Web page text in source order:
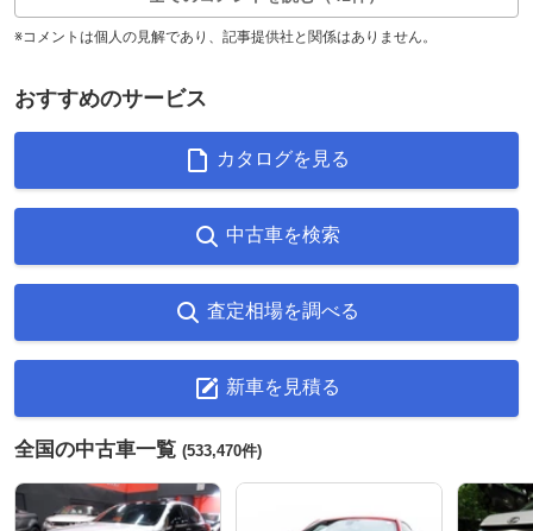
※コメントは個人の見解であり、記事提供社と関係はありません。
おすすめのサービス
カタログを見る
中古車を検索
査定相場を調べる
新車を見積る
全国の中古車一覧 (533,470件)